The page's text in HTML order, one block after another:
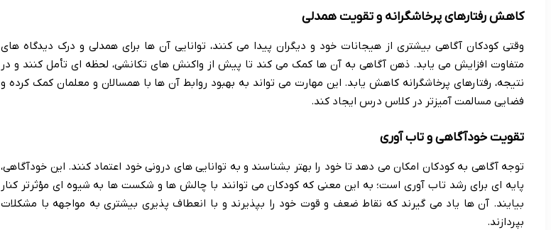
کاهش رفتارهای پرخاشگرانه و تقویت همدلی
وقتی کودکان آگاهی بیشتری از هیجانات خود و دیگران پیدا می کنند، توانایی آن ها برای همدلی و درک دیدگاه های
متفاوت افزایش می یابد. ذهن آگاهی به آن ها کمک می کند تا پیش از واکنش های تکانشی، لحظه ای تأمل کنند و در
نتیجه، رفتارهای پرخاشگرانه کاهش یابد. این مهارت می تواند به بهبود روابط آن ها با همسالان و معلمان کمک کرده و
فضایی مسالمت آمیزتر در کلاس درس ایجاد کند.
تقویت خودآگاهی و تاب آوری
توجه آگاهی به کودکان امکان می دهد تا خود را بهتر بشناسند و به توانایی های درونی خود اعتماد کنند. این خودآگاهی،
پایه ای برای رشد تاب آوری است؛ به این معنی که کودکان می توانند با چالش ها و شکست ها به شیوه ای مؤثرتر کنار
بیایند. آن ها یاد می گیرند که نقاط ضعف و قوت خود را بپذیرند و با انعطاف پذیری بیشتری به مواجهه با مشکلات
بپردازند.